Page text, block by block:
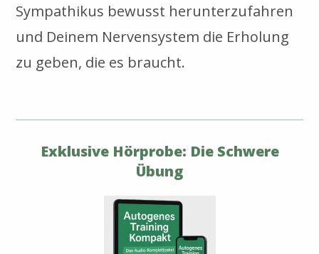
Sympathikus bewusst herunterzufahren
und Deinem Nervensystem die Erholung
zu geben, die es braucht.
Exklusive Hörprobe: Die Schwere
Übung